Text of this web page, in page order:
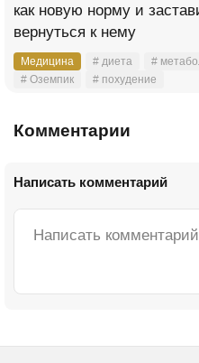
как новую норму и
вернуться к нему
Медицина # диета #
# Оземпик
# похудение
Комментарии
Написать комментарий